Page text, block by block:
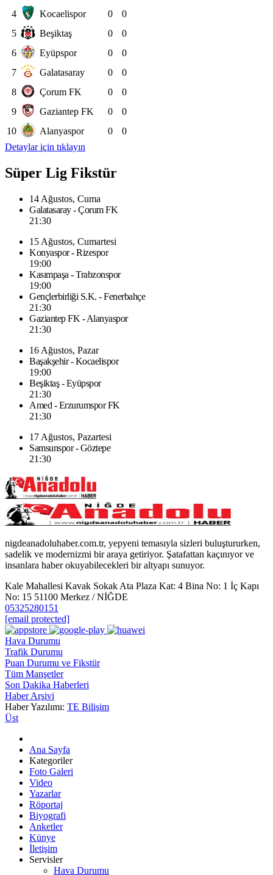
4
Kocaelispor 0
0
5
Beşiktaş 0
0
6
Eyüpspor 0
0
7
Galatasaray 0
0
8
Çorum FK 0
0
9
Gaziantep FK 0
0
10
Alanyaspor 0
0
Detaylar için tıklayın
Süper Lig Fikstür
14 Ağustos, Cuma
Galatasaray - Çorum FK
21:30
15 Ağustos, Cumartesi
Konyaspor - Rizespor
19:00
Kasımpaşa - Trabzonspor
19:00
Gençlerbirliği S.K. - Fenerbahçe
21:30
Gaziantep FK - Alanyaspor
21:30
16 Ağustos, Pazar
Başakşehir - Kocaelispor
19:00
Beşiktaş - Eyüpspor
21:30
Amed - Erzurumspor FK
21:30
17 Ağustos, Pazartesi
Samsunspor - Göztepe
21:30
nigdeanadoluhaber.com.tr, yepyeni temasıyla sizleri buluştururken,
sadelik ve modernizmi bir araya getiriyor. Şatafattan kaçınıyor ve
insanlara haber okuyabilecekleri bir altyapı sunuyor.
Kale Mahallesi Kavak Sokak Ata Plaza Kat: 4 Bina No: 1 İç Kapı
No: 15 51100 Merkez / NİĞDE
05325280151
[email protected]
Hava Durumu
Trafik Durumu
Puan Durumu ve Fikstür
Tüm Manşetler
Son Dakika Haberleri
Haber Arşivi
Haber Yazılımı: TE Bilişim
Üst
Ana Sayfa
Kategoriler
Foto Galeri
Video
Yazarlar
Röportaj
Biyografi
Anketler
Künye
İletişim
Servisler
Hava Durumu